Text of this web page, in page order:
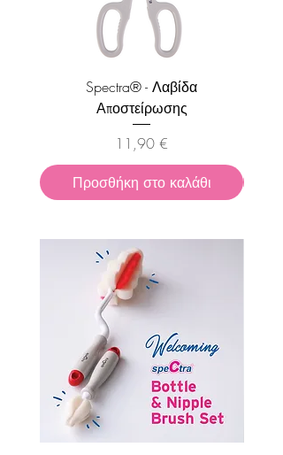
Spectra® - Λαβίδα
Αποστείρωσης
Τιμή
11,90 €
Προσθήκη στο καλάθι